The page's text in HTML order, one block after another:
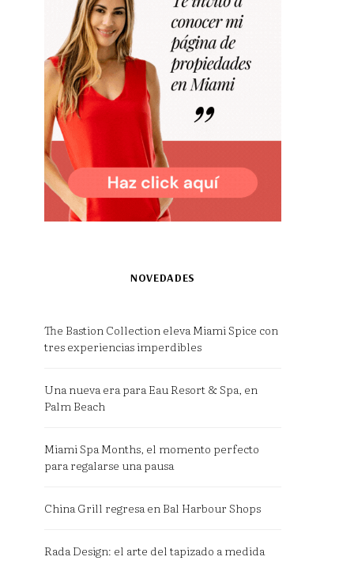
NOVEDADES
The Bastion Collection eleva Miami Spice con
tres experiencias imperdibles
Una nueva era para Eau Resort & Spa, en
Palm Beach
Miami Spa Months, el momento perfecto
para regalarse una pausa
China Grill regresa en Bal Harbour Shops
Rada Design: el arte del tapizado a medida